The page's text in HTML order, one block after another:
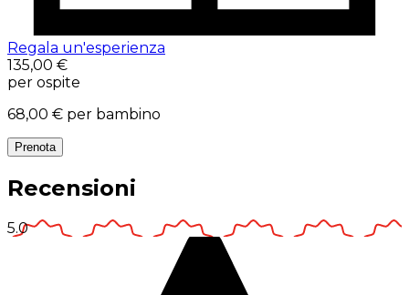
Regala un'esperienza
135,00 €
per ospite
68,00 € per bambino
Prenota
Recensioni
5.0